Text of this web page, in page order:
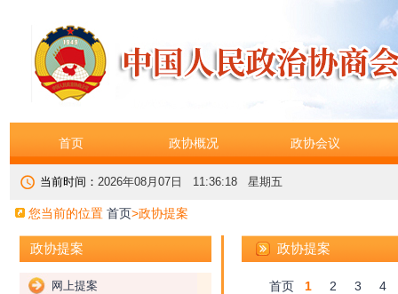
首页 政协概况 政协会议
当前时间： 2026年08月07日 11:36:18 星期五
您当前的位置 首页>政协提案
政协提案
网上提案
政协提案
首页 1 2 3 4